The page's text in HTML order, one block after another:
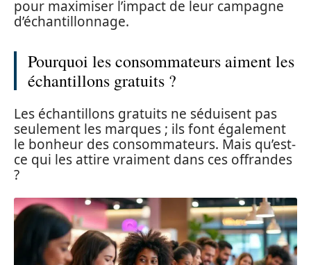
pour maximiser l’impact de leur campagne
d’échantillonnage.
Pourquoi les consommateurs aiment les
échantillons gratuits ?
Les échantillons gratuits ne séduisent pas
seulement les marques ; ils font également
le bonheur des consommateurs. Mais qu’est-
ce qui les attire vraiment dans ces offrandes
?